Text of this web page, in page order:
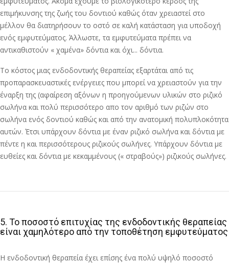
επιμήκυνσης της ζωής του δοντιού καθώς όταν χρειαστεί στο
μέλλον θα διατηρήσουν το οστό σε καλή κατάσταση για υποδοχή
ενός εμφυτεύματος. Άλλωστε, τα εμφυτεύματα πρέπει να
αντικαθιστούν « χαμένα» δόντια και όχι... δόντια.
Το κόστος μιας ενδοδοντικής θεραπείας εξαρτάται από τις
προπαρασκευαστικές ενέργειες που μπορεί να χρειαστούν για την
έναρξη της (αφαίρεση αξόνων η προηγούμενων υλικών στο ριζικό
σωλήνα και πολύ περισσότερο απο τον αριθμό των ριζών στο
σωλήνα ενός δοντιού καθώς και από την ανατομική πολυπλοκότητα
αυτών. Έτσι υπάρχουν δόντια με έναν ριζικό σωλήνα και δόντια με
πέντε η και περισσότερους ριζικούς σωλήνες. Υπάρχουν δόντια με
ευθείες και δόντια με κεκαμμένους (« στραβούς») ριζικούς σωλήνες.
5. Το ποσοστό επιτυχίας της ενδοδοντικής θεραπείας
είναι χαμηλότερο από την τοποθέτηση εμφυτεύματος
Η ενδοδοντική θεραπεία έχει επίσης ένα πολύ υψηλό ποσοστό